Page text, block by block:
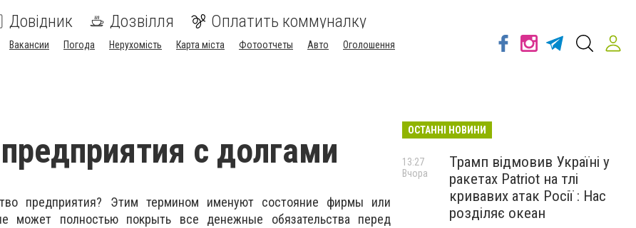
Довідник Дозвілля Оплатить коммуналку
Вакансии Погода Нерухомість Карта міста Фотоотчеты Авто
Оголошення
с долгами
предприятия? Этим термином именуют состояние фирмы или
может полностью покрыть все денежные обязательства перед
ОСТАННІ НОВИНИ
Трамп відмовив Україні у
ракетах Patriot на тлі
кривавих атак Росії : Нас
розділяє океан
13:27
Вчора